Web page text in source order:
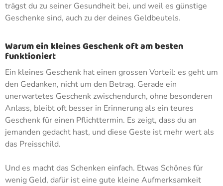
trägst du zu seiner Gesundheit bei, und weil es günstige
Geschenke sind, auch zu der deines Geldbeutels.
Warum ein kleines Geschenk oft am besten
funktioniert
Ein kleines Geschenk hat einen grossen Vorteil: es geht um
den Gedanken, nicht um den Betrag. Gerade ein
unerwartetes Geschenk zwischendurch, ohne besonderen
Anlass, bleibt oft besser in Erinnerung als ein teures
Geschenk für einen Pflichttermin. Es zeigt, dass du an
jemanden gedacht hast, und diese Geste ist mehr wert als
das Preisschild.
Und es macht das Schenken einfach. Etwas Schönes für
wenig Geld, dafür ist eine gute kleine Aufmerksamkeit